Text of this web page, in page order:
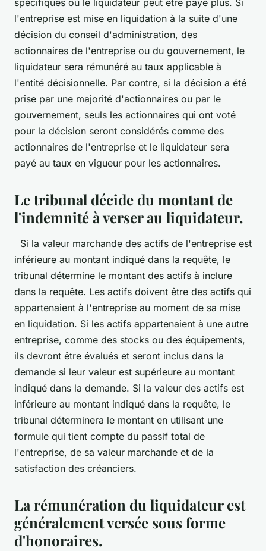
spécifiques où le liquidateur peut être payé plus. Si
l'entreprise est mise en liquidation à la suite d'une
décision du conseil d'administration, des
actionnaires de l'entreprise ou du gouvernement, le
liquidateur sera rémunéré au taux applicable à
l'entité décisionnelle. Par contre, si la décision a été
prise par une majorité d'actionnaires ou par le
gouvernement, seuls les actionnaires qui ont voté
pour la décision seront considérés comme des
actionnaires de l'entreprise et le liquidateur sera
payé au taux en vigueur pour les actionnaires.
Le tribunal décide du montant de
l'indemnité à verser au liquidateur.
Si la valeur marchande des actifs de l'entreprise est
inférieure au montant indiqué dans la requête, le
tribunal détermine le montant des actifs à inclure
dans la requête. Les actifs doivent être des actifs qui
appartenaient à l'entreprise au moment de sa mise
en liquidation. Si les actifs appartenaient à une autre
entreprise, comme des stocks ou des équipements,
ils devront être évalués et seront inclus dans la
demande si leur valeur est supérieure au montant
indiqué dans la demande. Si la valeur des actifs est
inférieure au montant indiqué dans la requête, le
tribunal déterminera le montant en utilisant une
formule qui tient compte du passif total de
l'entreprise, de sa valeur marchande et de la
satisfaction des créanciers.
La rémunération du liquidateur est
généralement versée sous forme
d'honoraires.